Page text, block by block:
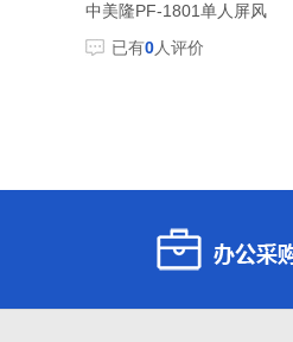
中美隆PF-1801单人屏风
已有0人评价